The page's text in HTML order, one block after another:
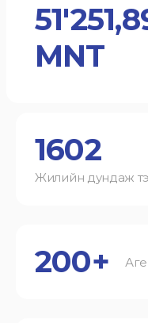
MNT
1602
Жилийн дундаж
200+